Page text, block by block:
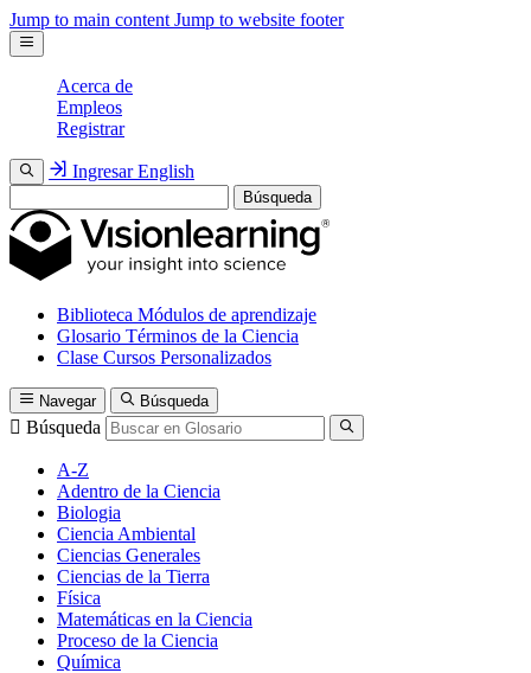
Jump to main content Jump to website footer
Acerca de
Empleos
Registrar
Ingresar English
Búsqueda
Biblioteca Módulos de aprendizaje
Glosario Términos de la Ciencia
Clase Cursos Personalizados
Navegar Búsqueda
Búsqueda
A-Z
Adentro de la Ciencia
Biologia
Ciencia Ambiental
Ciencias Generales
Ciencias de la Tierra
Física
Matemáticas en la Ciencia
Proceso de la Ciencia
Química